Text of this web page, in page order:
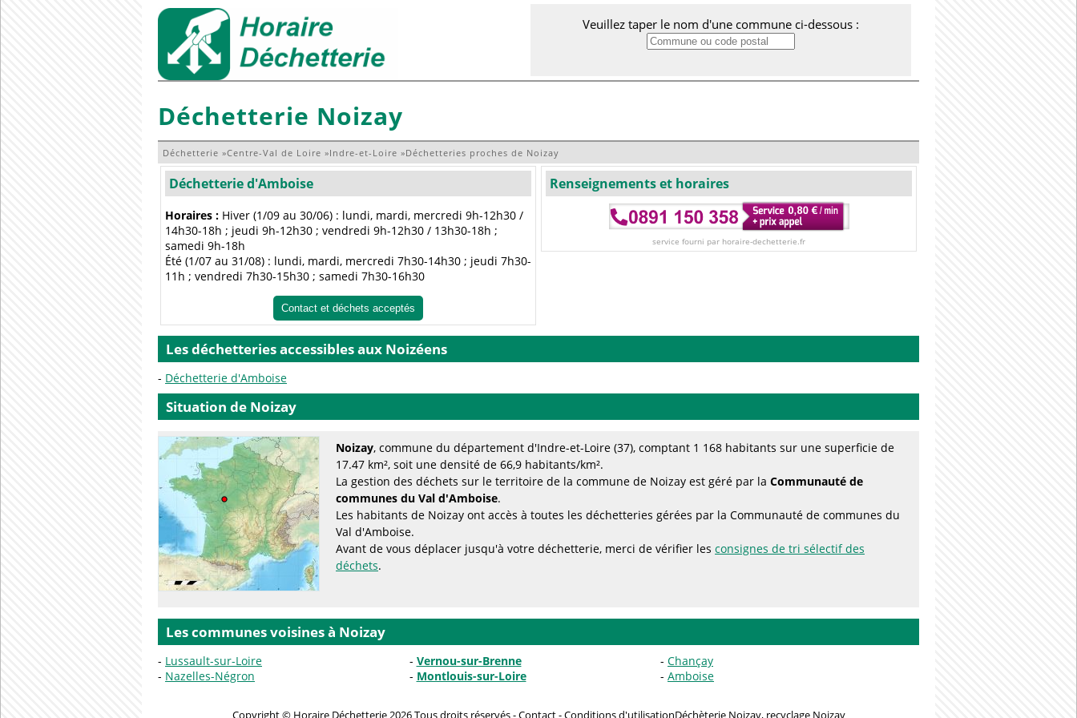
Veuillez taper le nom d'une commune ci-dessous :
Déchetterie Noizay
Déchetterie »Centre-Val de Loire »Indre-et-Loire »Déchetteries proches de Noizay
Déchetterie d'Amboise
Horaires : Hiver (1/09 au 30/06) : lundi, mardi, mercredi 9h-12h30 /
14h30-18h ; jeudi 9h-12h30 ; vendredi 9h-12h30 / 13h30-18h ;
samedi 9h-18h
Été (1/07 au 31/08) : lundi, mardi, mercredi 7h30-14h30 ; jeudi 7h30-
11h ; vendredi 7h30-15h30 ; samedi 7h30-16h30
Contact et déchets acceptés
Renseignements et horaires
service fourni par horaire-dechetterie.fr
Les déchetteries accessibles aux Noizéens
Déchetterie d'Amboise
Situation de Noizay
Noizay, commune du département d'Indre-et-Loire (37), comptant 1 168 habitants sur une superficie de
17.47 km², soit une densité de 66,9 habitants/km².
La gestion des déchets sur le territoire de la commune de Noizay est géré par la Communauté de
communes du Val d'Amboise.
Les habitants de Noizay ont accès à toutes les déchetteries gérées par la Communauté de communes du
Val d'Amboise.
Avant de vous déplacer jusqu'à votre déchetterie, merci de vérifier les consignes de tri sélectif des
déchets.
Les communes voisines à Noizay
Lussault-sur-Loire Vernou-sur-Brenne
Chançay
Nazelles-Négron
Montlouis-sur-Loire Amboise
Copyright © Horaire Déchetterie 2026 Tous droits réservés -Contact-Conditions d'utilisationDéchèterie Noizay, recyclage Noizay